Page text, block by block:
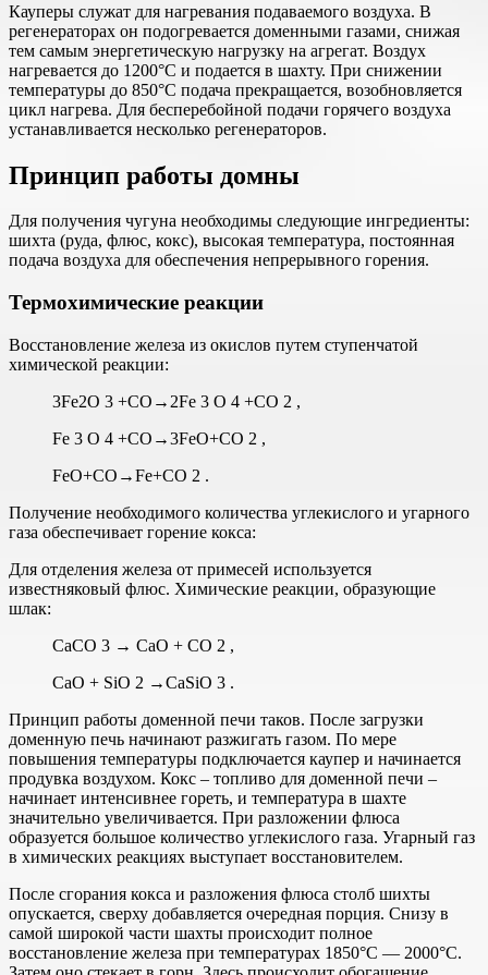
Кауперы служат для нагревания подаваемого воздуха. В
регенераторах он подогревается доменными газами, снижая
тем самым энергетическую нагрузку на агрегат. Воздух
нагревается до 1200°С и подается в шахту. При снижении
температуры до 850°С подача прекращается, возобновляется
цикл нагрева. Для бесперебойной подачи горячего воздуха
устанавливается несколько регенераторов.
Принцип работы домны
Для получения чугуна необходимы следующие ингредиенты:
шихта (руда, флюс, кокс), высокая температура, постоянная
подача воздуха для обеспечения непрерывного горения.
Термохимические реакции
Восстановление железа из окислов путем ступенчатой
химической реакции:
3Fe2O 3 +CO→2Fe 3 O 4 +CO 2 ,
Fe 3 O 4 +CO→3FeO+CO 2 ,
FeO+CO→Fe+CO 2 .
Получение необходимого количества углекислого и угарного
газа обеспечивает горение кокса:
Для отделения железа от примесей используется
известняковый флюс. Химические реакции, образующие
шлак:
СаСО 3 → СаО + СО 2 ,
СаО + SiO 2 →CaSiO 3 .
Принцип работы доменной печи таков. После загрузки
доменную печь начинают разжигать газом. По мере
повышения температуры подключается каупер и начинается
продувка воздухом. Кокс – топливо для доменной печи –
начинает интенсивнее гореть, и температура в шахте
значительно увеличивается. При разложении флюса
образуется большое количество углекислого газа. Угарный газ
в химических реакциях выступает восстановителем.
После сгорания кокса и разложения флюса столб шихты
опускается, сверху добавляется очередная порция. Снизу в
самой широкой части шахты происходит полное
восстановление железа при температурах 1850°С — 2000°С.